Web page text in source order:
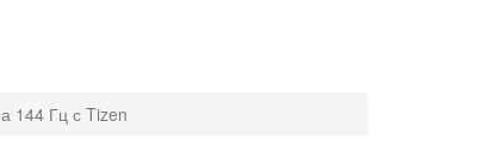
144 Гц с Tizen